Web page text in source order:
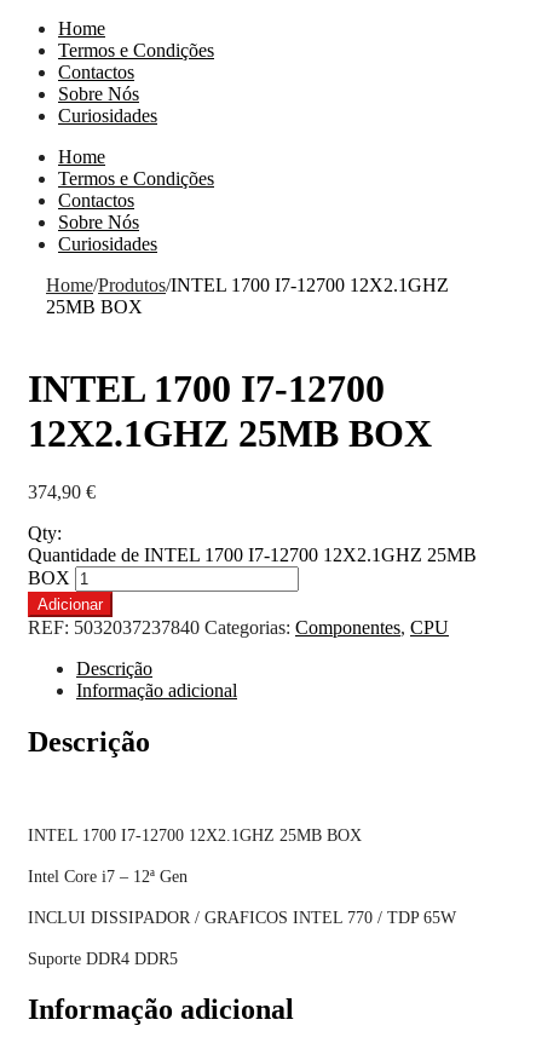
Home
Termos e Condições
Contactos
Sobre Nós
Curiosidades
Home
Termos e Condições
Contactos
Sobre Nós
Curiosidades
Home/Produtos/INTEL 1700 I7-12700 12X2.1GHZ
25MB BOX
INTEL 1700 I7-12700
12X2.1GHZ 25MB BOX
374,90 €
Qty:
Quantidade de INTEL 1700 I7-12700 12X2.1GHZ 25MB
BOX
Adicionar
REF: 5032037237840 Categorias: Componentes, CPU
Descrição
Informação adicional
Descrição
INTEL 1700 I7-12700 12X2.1GHZ 25MB BOX
Intel Core i7 – 12ª Gen
INCLUI DISSIPADOR / GRAFICOS INTEL 770 / TDP 65W
Suporte DDR4 DDR5
Informação adicional